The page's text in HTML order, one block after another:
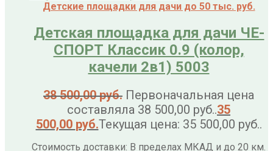
Детские площадки для дачи до 50 тыс. руб.
Детская площадка для дачи ЧЕ-
СПОРТ Классик 0.9 (колор,
качели 2в1) 5003
38 500,00руб. Первоначальная цена
составляла 38 500,00 руб..35
500,00 руб.Текущая цена: 35 500,00 руб..
Стоимость доставки: В пределах МКАД и до 20 км.